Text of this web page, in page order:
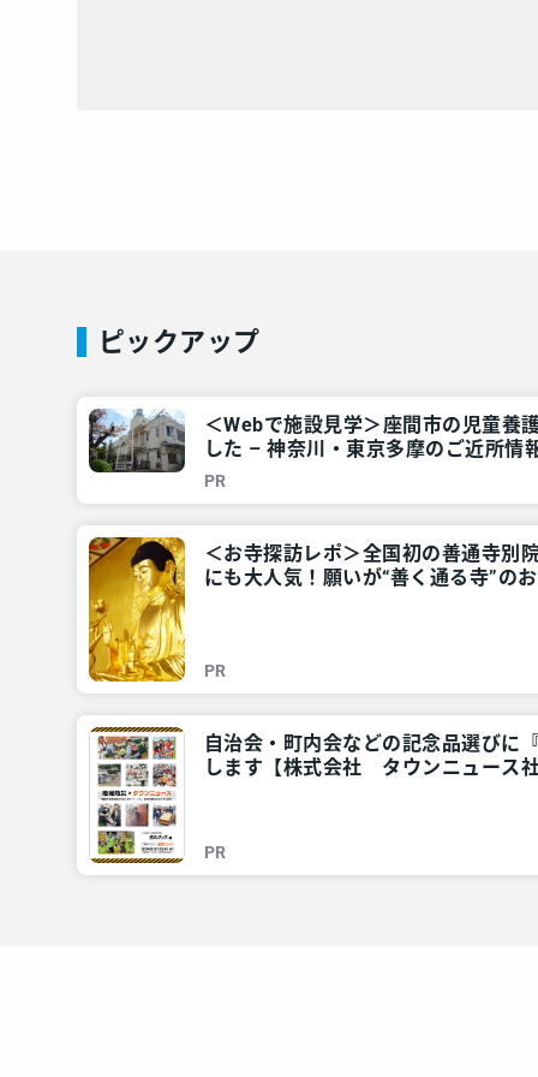
ピックアップ
＜Webで施設見学＞座間市の児童養
した – 神奈川・東京多摩のご近所情
PR
＜お寺探訪レポ＞全国初の善通寺
にも大人気！願いが“善く通る寺”の
PR
自治会・町内会などの記念品選びに
します【株式会社 タウンニュース
PR